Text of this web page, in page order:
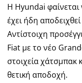
Η Hyundai φαίνεται
έχει ήδη
Αντίστοιχη
Fiat με το νέο
στοιχεία χάτσμπακ
θετική αποδοχή.